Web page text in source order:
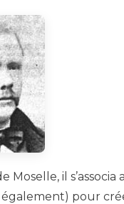
il s’associa
également) pour